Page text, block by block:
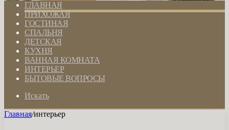
ГЛАВНАЯ
ПРИХОЖАЯ
ГОСТИНАЯ
СПАЛЬНЯ
ДЕТСКАЯ
КУХНЯ
ВАННАЯ КОМНАТА
ИНТЕРЬЕР
БЫТОВЫЕ ВОПРОСЫ
Искать
Главная/интерьер